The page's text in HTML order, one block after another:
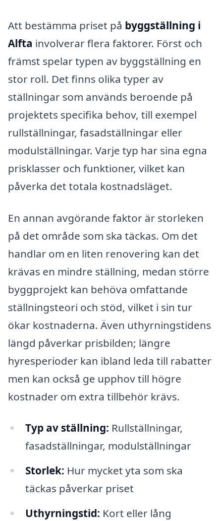
Att bestämma priset på byggställning i
Alfta involverar flera faktorer. Först och
främst spelar typen av byggställning en
stor roll. Det finns olika typer av
ställningar som används beroende på
projektets specifika behov, till exempel
rullställningar, fasadställningar eller
modulställningar. Varje typ har sina egna
prisklasser och funktioner, vilket kan
påverka det totala kostnadsläget.
En annan avgörande faktor är storleken
på det område som ska täckas. Om det
handlar om en liten renovering kan det
krävas en mindre ställning, medan större
byggprojekt kan behöva omfattande
ställningsteori och stöd, vilket i sin tur
ökar kostnaderna. Även uthyrningstidens
längd påverkar prisbilden; längre
hyresperioder kan ibland leda till rabatter
men kan också ge upphov till högre
kostnader om extra tillbehör krävs.
Typ av ställning: Rullställningar,
fasadställningar, modulställningar
Storlek: Hur mycket yta som ska
täckas påverkar priset
Uthyrningstid: Kort eller lång